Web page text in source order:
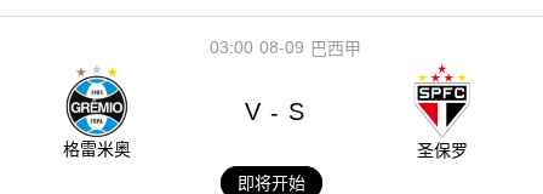
08-09
03:00 巴西甲
格雷米奥
V - S
圣保罗
即将开始